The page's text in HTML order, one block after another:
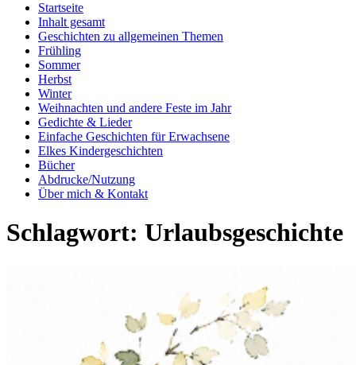
Startseite
Inhalt gesamt
Geschichten zu allgemeinen Themen
Frühling
Sommer
Herbst
Winter
Weihnachten und andere Feste im Jahr
Gedichte & Lieder
Einfache Geschichten für Erwachsene
Elkes Kindergeschichten
Bücher
Abdrucke/Nutzung
Über mich & Kontakt
Schlagwort: Urlaubsgeschichte